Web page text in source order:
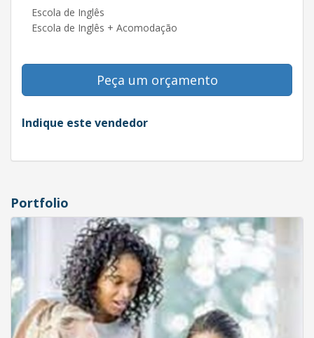
Escola de Inglês
Escola de Inglês + Acomodação
Peça um orçamento
Indique este vendedor
Portfolio